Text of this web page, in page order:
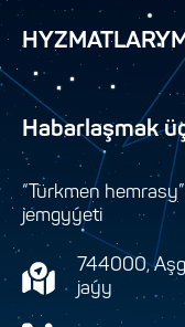
Habarlaşmak
“Türkmen
jemgyýeti
744000,
jaýy